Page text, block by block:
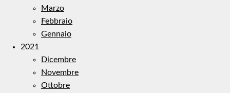
Marzo
Febbraio
Gennaio
2021
Dicembre
Novembre
Ottobre